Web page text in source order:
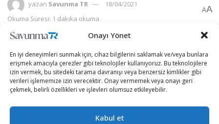
Onayı Yönet
En iyi deneyimleri sunmak için, cihaz bilgilerini saklamak ve/veya bunlara
erişmek amacıyla çerezler gibi teknolojiler kullanıyoruz. Bu teknolojilere
izin vermek, bu sitedeki tarama davranışı veya benzersiz kimlikler gibi
verileri işlememize izin verecektir. Onay vermemek veya onayı geri
çekmek, belirli özellikleri ve işlevleri olumsuz etkileyebilir.
Kabul et
yazan Savunma TR
18/04/2021
Okuma Süresi: 1 dakika okuma
AA